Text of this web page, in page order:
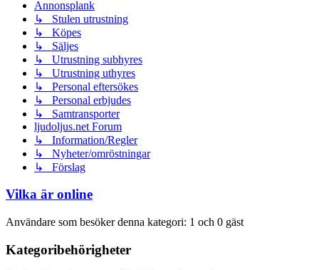
Annonsplank
↳ Stulen utrustning
↳ Köpes
↳ Säljes
↳ Utrustning subhyres
↳ Utrustning uthyres
↳ Personal eftersökes
↳ Personal erbjudes
↳ Samtransporter
ljudoljus.net Forum
↳ Information/Regler
↳ Nyheter/omröstningar
↳ Förslag
Vilka är online
Användare som besöker denna kategori: 1 och 0 gäst
Kategoribehörigheter